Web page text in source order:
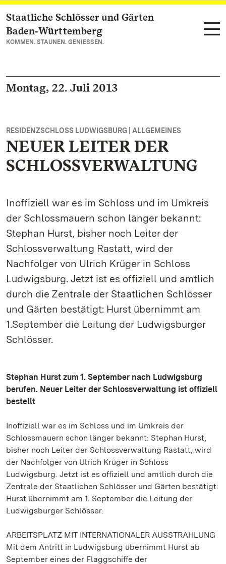
Zum Hauptinhalt springen
Staatliche Schlösser und Gärten
Baden‑Württemberg
KOMMEN. STAUNEN. GENIESSEN.
Montag, 22. Juli 2013
RESIDENZSCHLOSS LUDWIGSBURG | ALLGEMEINES
NEUER LEITER DER
SCHLOSSVERWALTUNG
Inoffiziell war es im Schloss und im Umkreis
der Schlossmauern schon länger bekannt:
Stephan Hurst, bisher noch Leiter der
Schlossverwaltung Rastatt, wird der
Nachfolger von Ulrich Krüger in Schloss
Ludwigsburg. Jetzt ist es offiziell und amtlich
durch die Zentrale der Staatlichen Schlösser
und Gärten bestätigt: Hurst übernimmt am
1.September die Leitung der Ludwigsburger
Schlösser.
Stephan Hurst zum 1. September nach Ludwigsburg
berufen. Neuer Leiter der Schlossverwaltung ist offiziell
bestellt
Inoffiziell war es im Schloss und im Umkreis der
Schlossmauern schon länger bekannt: Stephan Hurst,
bisher noch Leiter der Schlossverwaltung Rastatt, wird
der Nachfolger von Ulrich Krüger in Schloss
Ludwigsburg. Jetzt ist es offiziell und amtlich durch die
Zentrale der Staatlichen Schlösser und Gärten bestätigt:
Hurst übernimmt am 1. September die Leitung der
Ludwigsburger Schlösser.
ARBEITSPLATZ MIT INTERNATIONALER AUSSTRAHLUNG
Mit dem Antritt in Ludwigsburg übernimmt Hurst ab
September eines der Flaggschiffe der